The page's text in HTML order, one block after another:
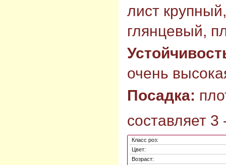
лист
глянцевый,
очень
Посадка:
составляет
Класс роз:
Цвет:
Возраст: